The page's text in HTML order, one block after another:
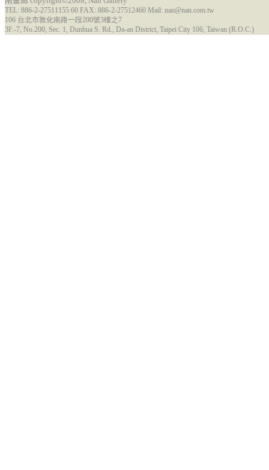
TEL: 886-2-27511155 60 FAX: 886-2-27512460 Mail: nan@nan.com.tw
106 台北市敦化南路一段200號3樓之7
3F.-7, No.200, Sec. 1, Dunhua S. Rd., Da-an District, Taipei City 106, Taiwan (R.O.C.)